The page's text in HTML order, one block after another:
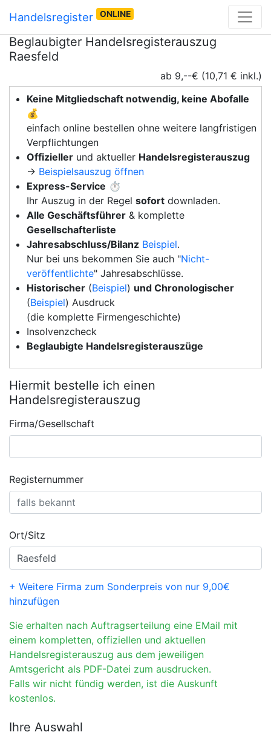
Handelsregister ONLINE
Beglaubigter Handelsregisterauszug
Raesfeld
ab 9,--€ (10,71 € inkl.)
Keine Mitgliedschaft notwendig, keine Abofalle
💰
einfach online bestellen ohne weitere langfristigen
Verpflichtungen
Offizieller und aktueller Handelsregisterauszug
→ Beispielsauszug öffnen
Express-Service ⏱️
Ihr Auszug in der Regel sofort downladen.
Alle Geschäftsführer & komplette
Gesellschafterliste
Jahresabschluss/Bilanz Beispiel.
Nur bei uns bekommen Sie auch "Nicht-
veröffentlichte" Jahresabschlüsse.
Historischer (Beispiel) und Chronologischer
(Beispiel) Ausdruck
(die komplette Firmengeschichte)
Insolvenzcheck
Beglaubigte Handelsregisterauszüge
Hiermit bestelle ich einen
Handelsregisterauszug
Firma/Gesellschaft
Registernummer
Ort/Sitz
+ Weitere Firma zum Sonderpreis von nur 9,00€
hinzufügen
Sie erhalten nach Auftragserteilung eine EMail mit
einem kompletten, offiziellen und aktuellen
Handelsregisterauszug aus dem jeweiligen
Amtsgericht als PDF-Datei zum ausdrucken.
Falls wir nicht fündig werden, ist die Auskunft
kostenlos.
Ihre Auswahl